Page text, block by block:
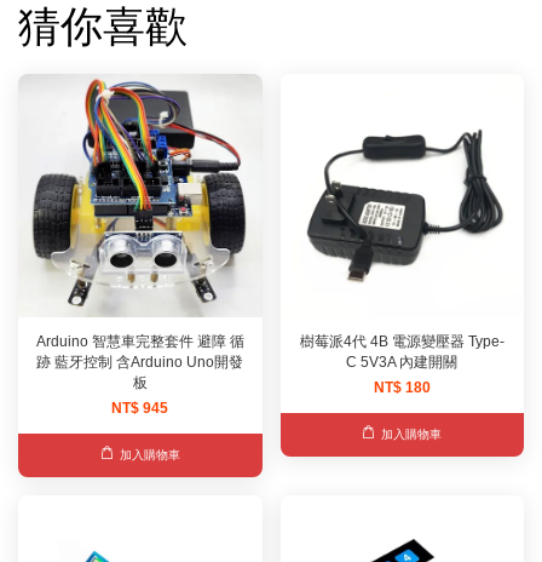
猜你喜歡
Arduino 智慧車完整套件 避障 循
跡 藍牙控制 含Arduino Uno開發
板
NT$ 945
加入購物車
樹莓派4代 4B 電源變壓器 Type-
C 5V3A 內建開關
NT$ 180
加入購物車